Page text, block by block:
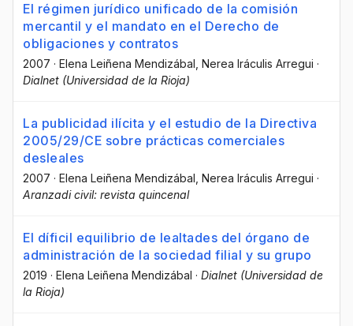
El régimen jurídico unificado de la comisión
mercantil y el mandato en el Derecho de
obligaciones y contratos
2007 · Elena Leiñena Mendizábal , Nerea Iráculis Arregui ·
Dialnet (Universidad de la Rioja)
La publicidad ilícita y el estudio de la Directiva
2005/29/CE sobre prácticas comerciales
desleales
2007 · Elena Leiñena Mendizábal , Nerea Iráculis Arregui ·
Aranzadi civil: revista quincenal
El díficil equilibrio de lealtades del órgano de
administración de la sociedad filial y su grupo
2019 · Elena Leiñena Mendizábal · Dialnet (Universidad de
la Rioja)